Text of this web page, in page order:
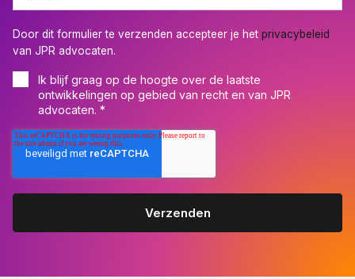
Door dit formulier te verzenden accepteer je het privacybeleid
van JPR advocaten.
Ik blijf graag op de hoogte over de laatste
ontwikkelingen op gebied van recht en van JPR
advocaten. *